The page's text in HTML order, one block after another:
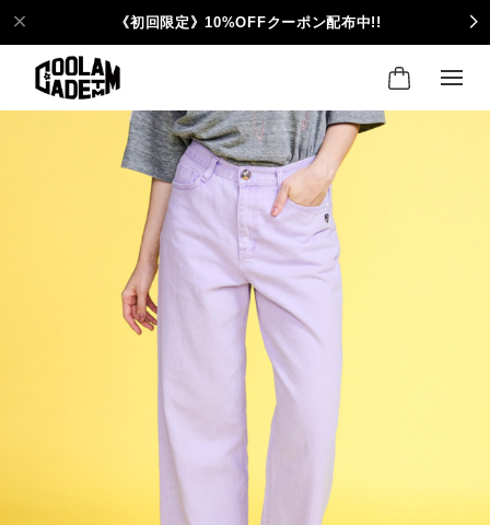
《初回限定》10%OFFクーポン配布中!!